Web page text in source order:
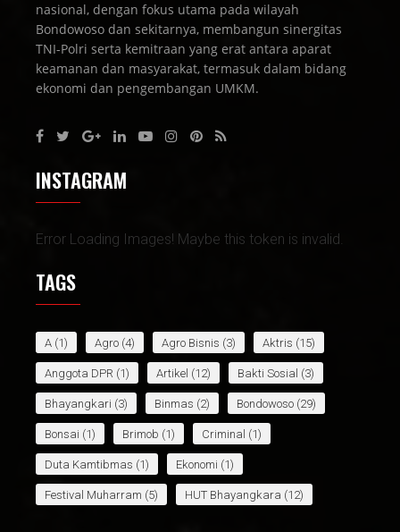
nasional, dengan fokus utama pada wilayah
Bondowoso dan sekitarnya, membangun sinergitas
TNI-Polri serta kemitraan yang erat antara aparat
keamanan dan masyarakat, termasuk dalam bidang
ekonomi dan pengembangan UMKM.
INSTAGRAM
Error Loading Images! Maybe this token is invalid.
TAGS
A (1) Agro (4) Agro Bisnis (3) Aktris (15)
Anggota DPR (1) Artikel (12) Bakti Sosial (3)
Bhayangkari (3) Binmas (2) Bondowoso (29)
Bonsai (1) Brimob (1) Criminal (1)
Duta Kamtibmas (1) Ekonomi (1)
Festival Muharram (5) HUT Bhayangkara (12)